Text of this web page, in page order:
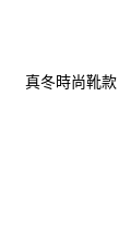
真冬時尚靴款